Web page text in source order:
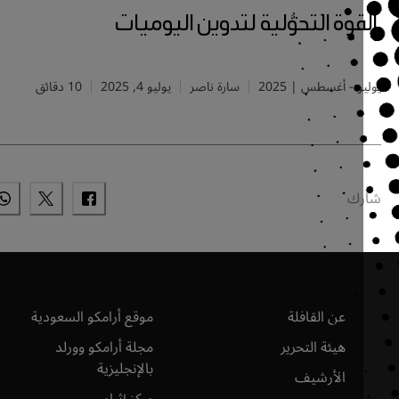
التحوُّلية لتدوين اليوميات
- أغسطس | 2025 سارة ناصر يوليو 4, 2025 10 دقائق
عن القافلة
هيئة التحرير
الأرشيف
موقع أرامكو السعودية
مجلة أرامكو وورلد
بالإنجليزية